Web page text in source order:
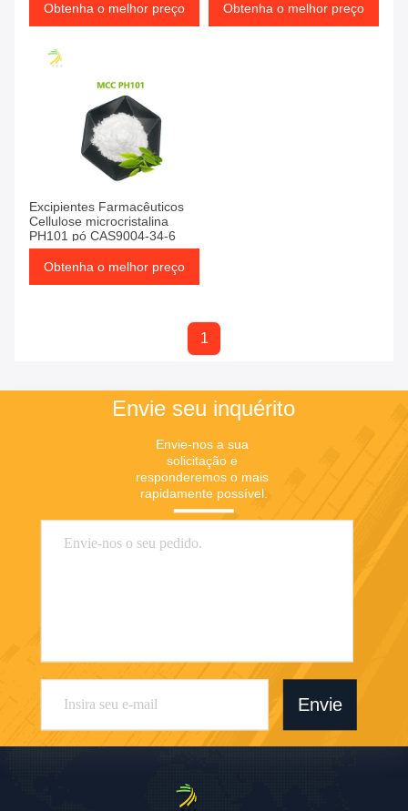
Obtenha o melhor preço Obtenha o melhor preço
Excipientes Farmacêuticos
Cellulose microcristalina
PH101 pó CAS9004-34-6
Obtenha o melhor preço
1
Envie seu inquérito
Envie-nos a sua
solicitação e
responderemos o mais
rapidamente possível.
Envie